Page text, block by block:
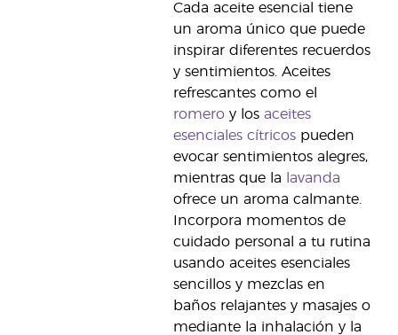
Cada aceite esencial tiene
un aroma único que puede
inspirar diferentes recuerdos
y sentimientos. Aceites
refrescantes como el
romero y los aceites
esenciales cítricos pueden
evocar sentimientos alegres,
mientras que la
lavanda
ofrece un aroma calmante.
Incorpora momentos de
cuidado personal a tu rutina
usando aceites esenciales
sencillos y mezclas en
baños relajantes y masajes o
mediante la inhalación y la